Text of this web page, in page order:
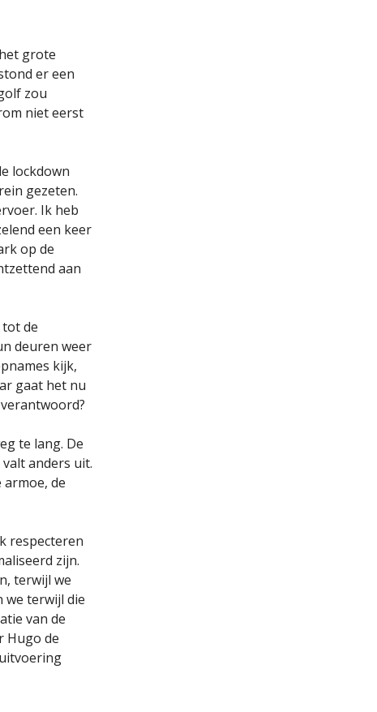
grote
er een
zou
niet eerst
lockdown
gezeten.
Ik heb
een keer
op de
aan
de
deuren weer
kijk,
gaat het nu
te lang. De
anders uit.
armoe, de
respecteren
zijn.
terwijl we
we terwijl die
van de
Hugo de